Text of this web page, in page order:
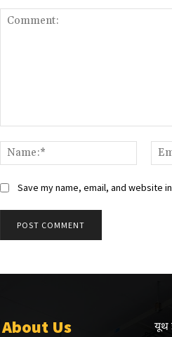
Name:*
Save my name, email, and website
About Us यूथ